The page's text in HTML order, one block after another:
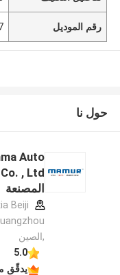
رقم الموديل
حول نا
Auto
المصنعة
Beiji
,الصين
5.0
يدقّق